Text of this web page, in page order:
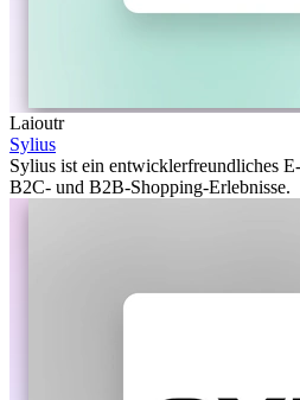
Laioutr
Sylius
Sylius ist ein entwicklerfreundliches
B2C- und B2B-Shopping-Erlebnisse.